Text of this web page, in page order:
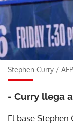
Stephen Curry / AFP
- Curry llega
El base